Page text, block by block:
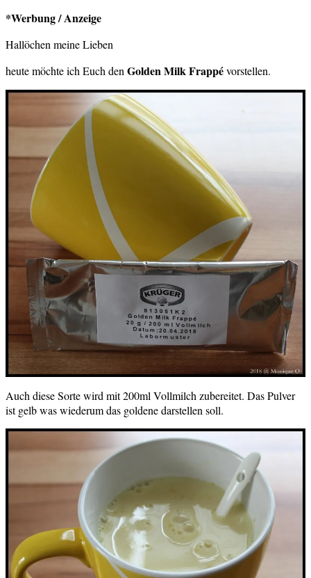
*Werbung / Anzeige
Hallöchen meine Lieben
heute möchte ich Euch denGolden Milk Frappévorstellen.
Auch diese Sorte wird mit 200ml Vollmilch zubereitet. Das Pulver
ist gelb was wiederum das goldene darstellen soll.